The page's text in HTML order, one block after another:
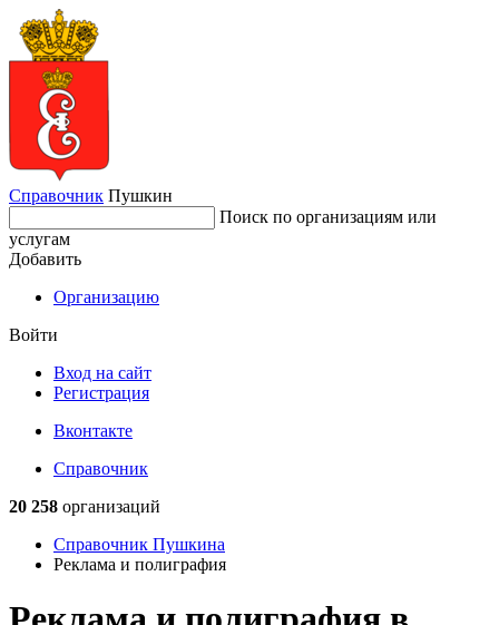
Справочник Пушкин
Поиск по организациям или
услугам
Добавить
Организацию
Войти
Вход на сайт
Регистрация
Вконтакте
Справочник
20 258 организаций
Справочник Пушкина
Реклама и полиграфия